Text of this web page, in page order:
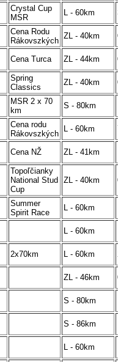
Crystal Cup
MSR
L - 60km
Cena Rodu
Rákovszkých
ZL - 40km
Cena Turca ZL - 44km
Spring
Classics
ZL - 40km
MSR 2 x 70
km
S - 80km
Cena rodu
Rákovszkých
L - 60km
Cena NŽ ZL - 41km
Topoľčianky
National Stud
Cup
ZL - 40km
Summer
Spirit Race
L - 60km
L - 60km
2x70km L - 60km
ZL - 46km
S - 80km
S - 86km
L - 60km